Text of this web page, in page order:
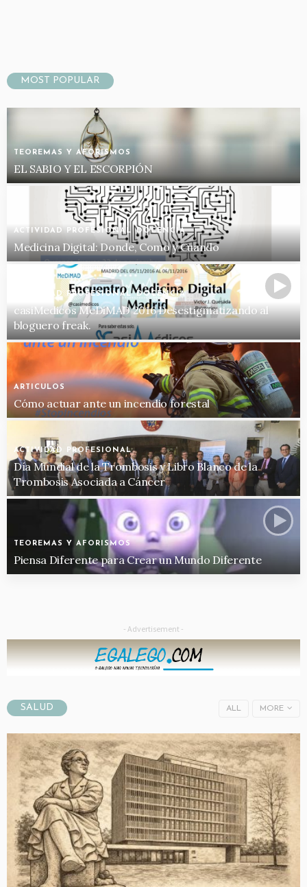
MOST POPULAR
TEOREMAS Y AFORISMOS
EL SABIO Y EL ESCORPIÓN
ACTIVIDAD PROFESIONAL DOCENCIA
Medicina Digital: Donde, Como y Cuando
ACTIVIDAD PROFESIONAL DOCENCIA
casiMedicos MeDiMAD 2016 Desestigmatizando al
bloguero freak.
ARTICULOS
Cómo actuar ante un incendio forestal
ACTIVIDAD PROFESIONAL
Día Mundial de la Trombosis y Libro Blanco de la
Trombosis Asociada a Cáncer
TEOREMAS Y AFORISMOS
Piensa Diferente para Crear un Mundo Diferente
- Advertisement -
SALUD ALL MORE